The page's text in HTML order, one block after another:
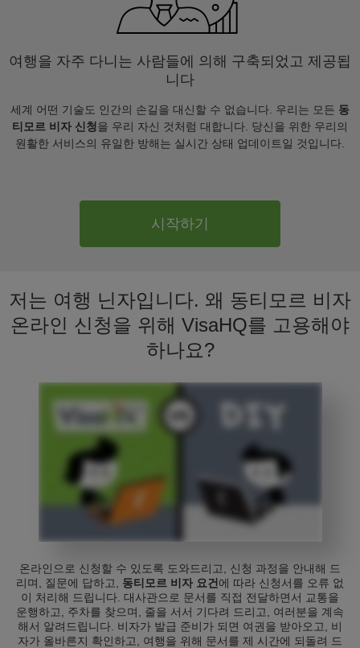
여행을 자주 다니는 사람들에 의해 구축되었고 제공됩
니다
세계 어떤 기술도 인간의 손길을 대신할 수 없습니다. 우리는 모든 동
티모르 비자 신청을 우리 자신 것처럼 대합니다. 당신을 위한 우리의
원활한 서비스의 유일한 방해는 실시간 상태 업데이트일 것입니다.
시작하기
저는 여행 닌자입니다. 왜 동티모르 비자
온라인 신청을 위해 VisaHQ를 고용해야
하나요?
온라인으로 신청할 수 있도록 도와드리고, 신청 과정을 안내해 드
리며, 질문에 답하고, 동티모르 비자 요건 에 따라 신청서를 오류 없
이 처리해 드립니다. 대사관으로 문서를 직접 전달하면서 교통을
운행하고, 주차를 찾으며, 줄을 서서 기다려 드리고, 여러분을 계속
해서 알려드립니다. 비자가 발급 준비가 되면 여권을 받아오고, 비
자가 올바른지 확인하고, 여행을 위해 문서를 제 시간에 되돌려 드